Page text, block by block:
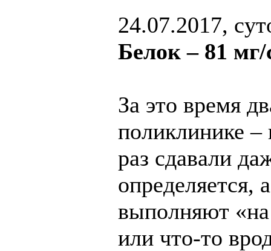
24.07.2017,
Белок – 81 мг/
За это время
поликлинике –
раз сдавали
определяется,
выполняют
или что-то